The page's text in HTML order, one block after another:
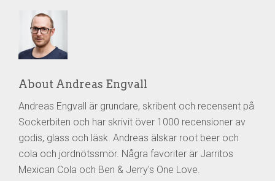
About Andreas Engvall
Andreas Engvall är grundare, skribent och recensent på
Sockerbiten och har skrivit över 1000 recensioner av
godis, glass och läsk. Andreas älskar root beer och
cola och jordnötssmör. Några favoriter är Jarritos
Mexican Cola och Ben & Jerry's One Love.